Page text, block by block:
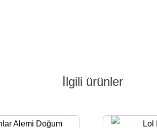
İlgili ürünler